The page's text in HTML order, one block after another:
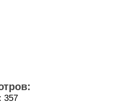
357